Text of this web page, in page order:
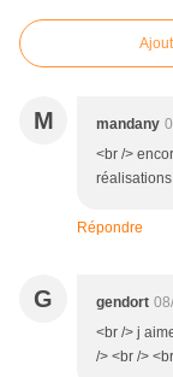
M mandany
<br />
Répondre
G gendort
<br /> j
/> <br />